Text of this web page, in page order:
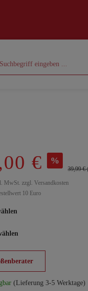
CURVY
€ %
39,99 €
MwSt. zzgl. Versandkosten
10 Euro
(Lieferung 3-5 Werktage)